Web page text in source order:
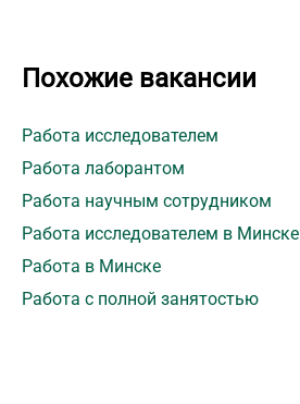
Похожие вакансии
Работа исследователем
Работа лаборантом
Работа научным сотрудником
Работа исследователем в Минске
Работа в Минске
Работа с полной занятостью